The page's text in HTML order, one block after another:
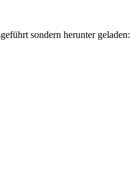
sondern herunter geladen: